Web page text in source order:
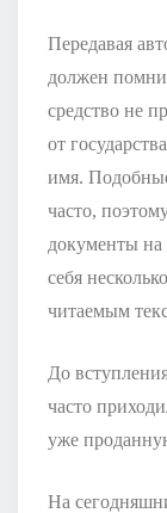
Передавая
должен
средство не
от
имя.
часто,
документы на
себя
читаемым
До
часто
уже
На